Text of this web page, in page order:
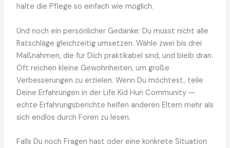
halte die Pflege so einfach wie möglich.
Und noch ein persönlicher Gedanke: Du musst nicht alle
Ratschläge gleichzeitig umsetzen. Wähle zwei bis drei
Maßnahmen, die für Dich praktikabel sind, und bleib dran.
Oft reichen kleine Gewohnheiten, um große
Verbesserungen zu erzielen. Wenn Du möchtest, teile
Deine Erfahrungen in der Life Kid Hun Community —
echte Erfahrungsberichte helfen anderen Eltern mehr als
sich endlos durch Foren zu lesen.
Falls Du noch Fragen hast oder eine konkrete Situation